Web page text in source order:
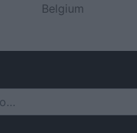
Belgium